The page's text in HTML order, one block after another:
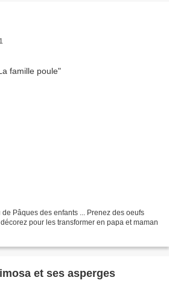
Pâques des enfants ... Prenez des oeufs
pour les transformer en papa et maman
et ses asperges